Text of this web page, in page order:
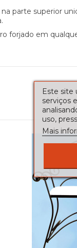
parte superior
forjado em
Este site
serviços
uso,
Mais